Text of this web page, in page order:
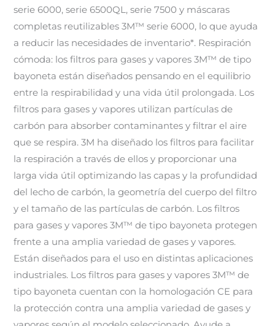
serie 6000, serie 6500QL, serie 7500 y máscaras
completas reutilizables 3M™ serie 6000, lo que ayuda
a reducir las necesidades de inventario*. Respiración
cómoda: los filtros para gases y vapores 3M™ de tipo
bayoneta están diseñados pensando en el equilibrio
entre la respirabilidad y una vida útil prolongada. Los
filtros para gases y vapores utilizan partículas de
carbón para absorber contaminantes y filtrar el aire
que se respira. 3M ha diseñado los filtros para facilitar
la respiración a través de ellos y proporcionar una
larga vida útil optimizando las capas y la profundidad
del lecho de carbón, la geometría del cuerpo del filtro
y el tamaño de las partículas de carbón. Los filtros
para gases y vapores 3M™ de tipo bayoneta protegen
frente a una amplia variedad de gases y vapores.
Están diseñados para el uso en distintas aplicaciones
industriales. Los filtros para gases y vapores 3M™ de
tipo bayoneta cuentan con la homologación CE para
la protección contra una amplia variedad de gases y